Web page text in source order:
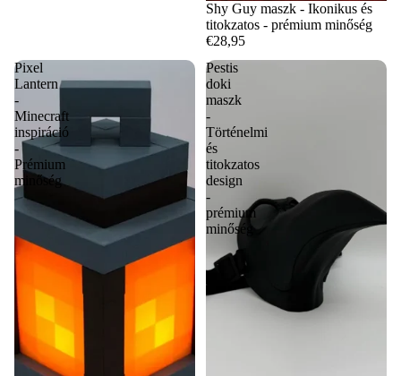
Shy Guy maszk - Ikonikus és
titokzatos - prémium minőség
€28,95
Pixel
Lantern
-
Minecraft
inspiráció
-
Prémium
minőség
Pestis
doki
maszk
-
Történelmi
és
titokzatos
design
-
prémium
minőség